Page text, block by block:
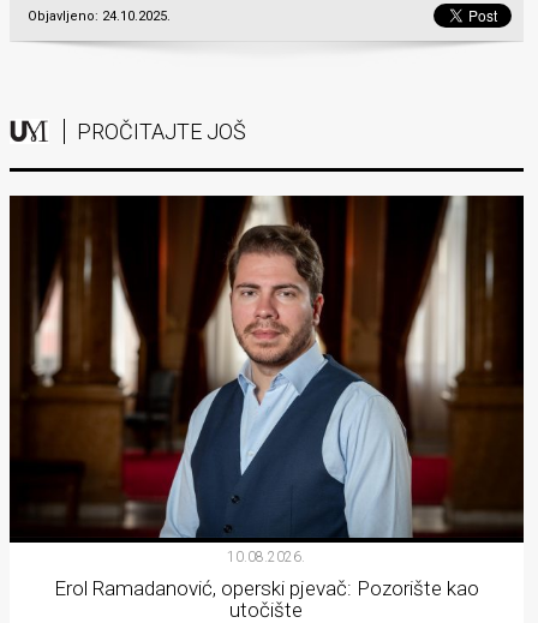
Objavljeno: 24.10.2025.
PROČITAJTE JOŠ
10.08.2026.
Erol Ramadanović, operski pjevač: Pozorište kao
utočište